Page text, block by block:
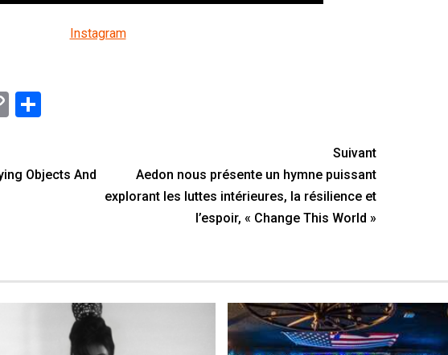
Instagram
CopyPartager
Objects And
Suivant
Aedon nous présente un hymne puissant
explorant les luttes intérieures, la résilience et
l’espoir, « Change This World »